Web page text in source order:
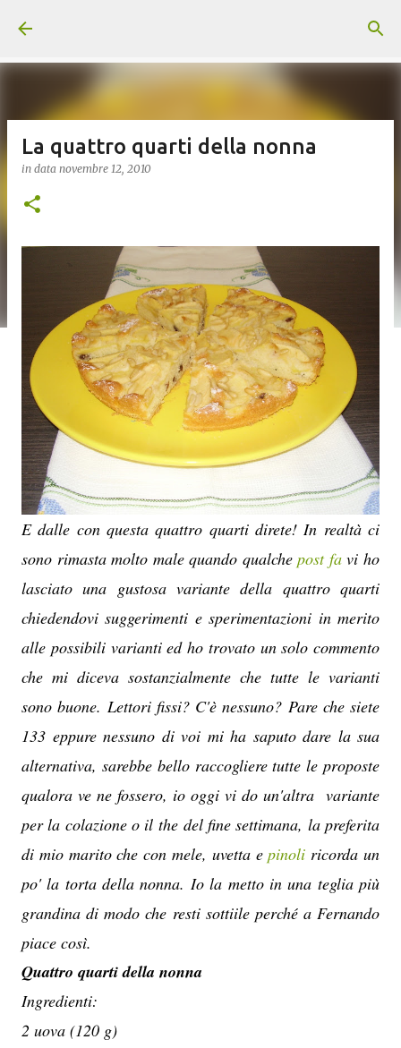
La quattro quarti della nonna
in data novembre 12, 2010
E dalle con questa quattro quarti direte! In realtà ci
sono rimasta molto male quando qualchepost favi ho
lasciato una gustosa variante della quattro quarti
chiedendovi suggerimenti e sperimentazioni in merito
alle possibili varianti ed ho trovato un solo commento
che mi diceva sostanzialmente che tutte le varianti
sono buone. Lettori fissi? C'è nessuno? Pare che siete
133 eppure nessuno di voi mi ha saputo dare la sua
alternativa, sarebbe bello raccogliere tutte le proposte
qualora ve ne fossero, io oggi vi do un'altra variante
per la colazione o il the del fine settimana, la preferita
di mio marito che con mele, uvetta epinoli ricorda un
po' la torta della nonna. Io la metto in una teglia più
grandina di modo che resti sottiile perché a Fernando
piace così.
Quattro quarti della nonna
Ingredienti:
2 uova (120 g)